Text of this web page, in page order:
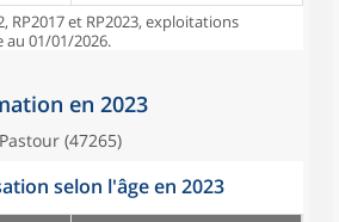
RP2017 et RP2023, exploitations
au 01/01/2026.
en 2023
(47265)
selon l'âge en 2023